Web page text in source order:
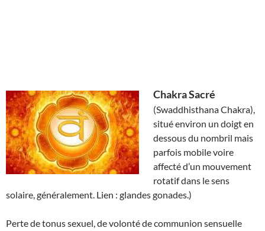
Chakra Sacré
(Swaddhisthana Chakra),
situé environ un doigt en
dessous du nombril mais
parfois mobile voire
affecté d’un mouvement
rotatif dans le sens
solaire, généralement. Lien : glandes gonades.)
Perte de tonus sexuel, de volonté de communion sensuelle